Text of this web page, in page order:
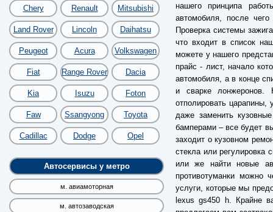
Chery Renault Mitsubishi
Land Rover Lincoln Daihatsu
Peugeot Acura Volkswagen
Fiat Range Rover Dacia
Kia Isuzu Foton
Faw Ssangyong Toyota
Cadillac Dodge Opel
Автосервисы у метро
м. авиамоторная
м. автозаводская
нашего принципа
автомобиля, после
Проверка системы
что входит в список
можете у нашего
прайс - лист, начало
автомобиля, а в конце
и сварке
отполировать царапины,
даже заменить
бамперами – все будет
заходит о кузовном
стекла или регулировка
или же найти новые
противотуманки можно
услуги, которые мы
lexus gs450 h. Крайне